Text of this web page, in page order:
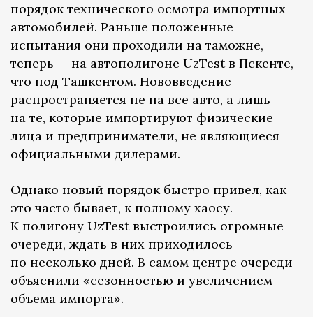
порядок технического осмотра импортных
автомобилей. Раньше положенные
испытания они проходили на таможне,
теперь — на автополигоне UzTest в Пскенте,
что под Ташкентом. Нововведение
распространяется не на все авто, а лишь
на те, которые импортируют физические
лица и предприниматели, не являющиеся
официальными дилерами.
Однако новый порядок быстро привел, как
это часто бывает, к полному хаосу.
К полигону UzTest выстроились огромные
очереди, ждать в них приходилось
по несколько дней. В самом центре очереди
объяснили «сезонностью и увеличением
объема импорта».